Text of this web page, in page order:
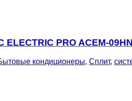
ELECTRIC PRO ACEM-
кондиционеры, Сплит,